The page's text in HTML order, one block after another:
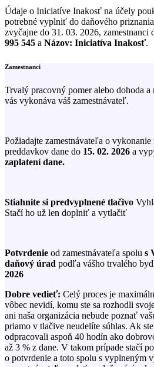
Údaje o Iniciatíve Inakosť na účely
potrebné vyplniť do daňového
zvyčajne do 31. 03. 2026, zamestnanci
995 545 a Názov: Iniciatíva Inakosť.
Zamestnanci
Trvalý pracovný pomer alebo dohoda a
vás vykonáva váš zamestnávateľ.
Požiadajte zamestnávateľa o vykonanie
preddavkov dane do 15. 02. 2026 a
zaplatení dane.
Stiahnite si predvyplnené tlačivo
Stačí ho už len doplniť a vytlačiť
Potvrdenie od zamestnávateľa spolu s
daňový úrad podľa vášho trvalého
2026
Dobre vedieť: Celý proces je
vôbec nevidí, komu ste sa rozhodli
ani naša organizácia nebude poznať
priamo v tlačive neudelíte súhlas. Ak
odpracovali aspoň 40 hodín ako
až 3 % z dane. V takom prípade stačí
o potvrdenie a toto spolu s vyplneným